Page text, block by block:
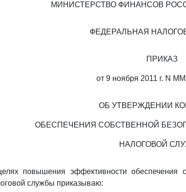
МИНИСТЕРСТВО ФИНАНСОВ
ФЕДЕРАЛЬНАЯ
ПРИКАЗ
от 9 ноября 2011 г. N
ОБ УТВЕРЖДЕНИИ
ОБЕСПЕЧЕНИЯ СОБСТВЕННОЙ
НАЛОГОВОЙ
повышения эффективности обеспечения
службы приказываю: